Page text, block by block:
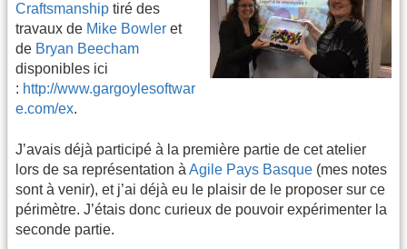
Craftsmanship tiré des
travaux de Mike Bowler et
de Bryan Beecham
disponibles ici
: http://www.gargoylesoftwar
e.com/ex.
J’avais déjà participé à la première partie de cet atelier
lors de sa représentation à Agile Pays Basque (mes notes
sont à venir), et j’ai déjà eu le plaisir de le proposer sur ce
périmètre. J’étais donc curieux de pouvoir expérimenter la
seconde partie.